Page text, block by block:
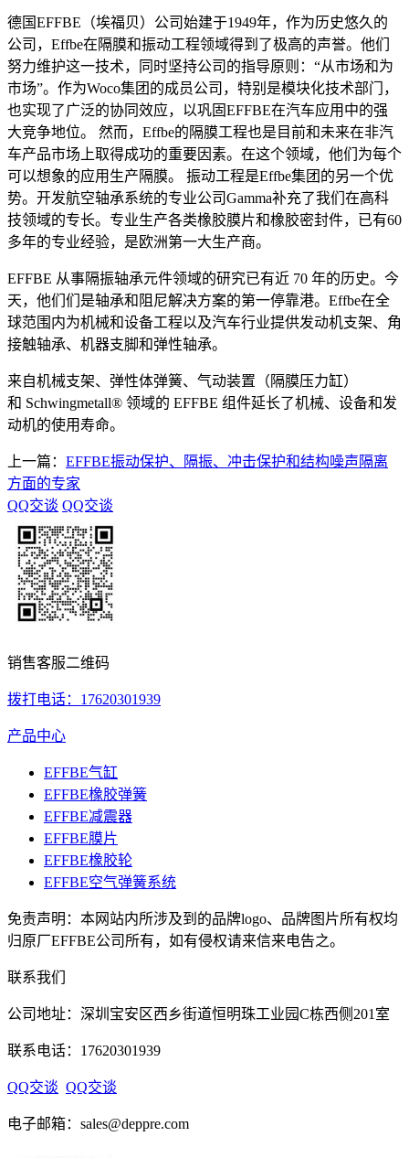
德国EFFBE（埃福贝）公司始建于1949年，作为历史悠久的
公司，Effbe在隔膜和振动工程领域得到了极高的声誉。他们
努力维护这一技术，同时坚持公司的指导原则：“从市场和为
市场”。作为Woco集团的成员公司，特别是模块化技术部门，
也实现了广泛的协同效应，以巩固EFFBE在汽车应用中的强
大竞争地位。 然而，Effbe的隔膜工程也是目前和未来在非汽
车产品市场上取得成功的重要因素。在这个领域，他们为每个
可以想象的应用生产隔膜。 振动工程是Effbe集团的另一个优
势。开发航空轴承系统的专业公司Gamma补充了我们在高科
技领域的专长。专业生产各类橡胶膜片和橡胶密封件，已有60
多年的专业经验，是欧洲第一大生产商。
EFFBE 从事隔振轴承元件领域的研究已有近 70 年的历史。今
天，他们们是轴承和阻尼解决方案的第一停靠港。Effbe在全
球范围内为机械和设备工程以及汽车行业提供发动机支架、角
接触轴承、机器支脚和弹性轴承。
来自机械支架、弹性体弹簧、气动装置（隔膜压力缸）
和 Schwingmetall® 领域的 EFFBE 组件延长了机械、设备和发
动机的使用寿命。
上一篇： EFFBE振动保护、隔振、冲击保护和结构噪声隔离
方面的专家
QQ交谈 QQ交谈
销售客服二维码
拨打电话：17620301939
产品中心
EFFBE气缸
EFFBE橡胶弹簧
EFFBE减震器
EFFBE膜片
EFFBE橡胶轮
EFFBE空气弹簧系统
免责声明：本网站内所涉及到的品牌logo、品牌图片所有权均
归原厂EFFBE公司所有，如有侵权请来信来电告之。
联系我们
公司地址：深圳宝安区西乡街道恒明珠工业园C栋西侧201室
联系电话：17620301939
QQ交谈 QQ交谈
电子邮箱：sales@deppre.com